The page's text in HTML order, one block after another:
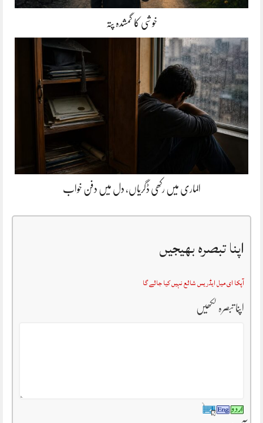
خوشی کا گمشدہ پتہ
الماری میں رکھی ڈگریاں، دل میں دفن خواب
اپنا تبصرہ بھیجیں
آپکا ای میل ایڈریس شائع نہیں کیا جائے گا
اپنا تبصرہ لکھیں